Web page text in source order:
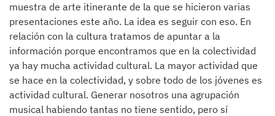
muestra de arte itinerante de la que se hicieron varias
presentaciones este año. La idea es seguir con eso. En
relación con la cultura tratamos de apuntar a la
información porque encontramos que en la colectividad
ya hay mucha actividad cultural. La mayor actividad que
se hace en la colectividad, y sobre todo de los jóvenes es
actividad cultural. Generar nosotros una agrupación
musical habiendo tantas no tiene sentido, pero sí